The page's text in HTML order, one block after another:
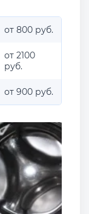
от 800 руб.
от 2100
руб.
от 900 руб.